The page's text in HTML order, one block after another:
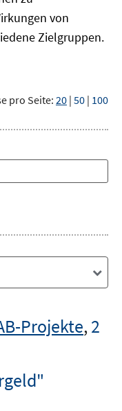
von
Zielgruppen.
pro Seite:20 | 50 | 100
Projekte,2